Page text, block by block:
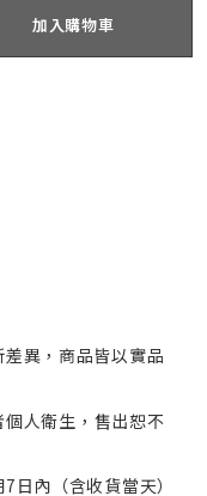
加入購物車
異，商品皆以實品
人衛生， 售出恕不
日內（含收貨當天）